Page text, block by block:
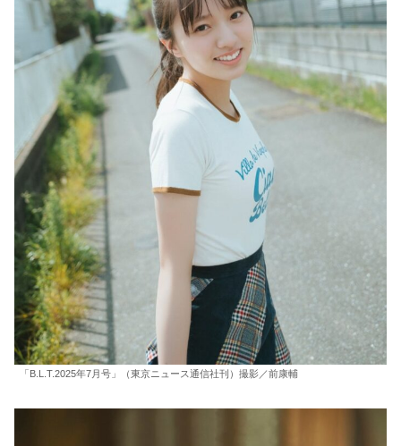
「B.L.T.2025年7月号」（東京ニュース通信社刊）撮影／前康輔